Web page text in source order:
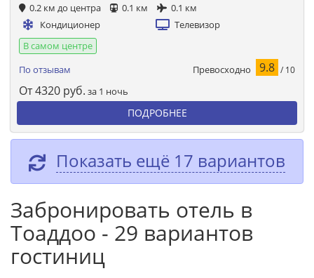
0.2 км до центра 0.1 км
0.1 км
Кондиционер
Телевизор
В самом центре
По отзывам
Превосходно 9.8 / 10
От4320 руб. за 1 ночь
ПОДРОБНЕЕ
Показать ещё 17 вариантов
Забронировать отель в
Тоаддоо - 29 вариантов
гостиниц